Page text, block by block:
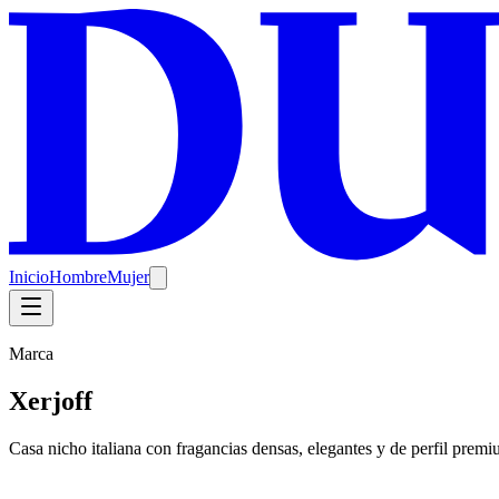
InicioHombreMujer
Marca
Xerjoff
Casa nicho italiana con fragancias densas, elegantes y de perfil